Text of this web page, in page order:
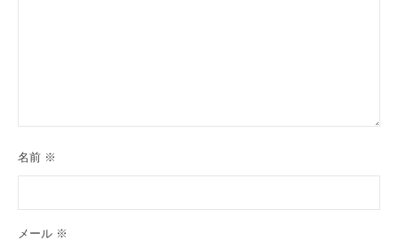
名前 ※
メール ※